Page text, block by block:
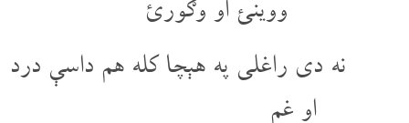
ووینئ او وګورئ
نه دی راغلی په هېچا کله هم داسې درد
او غم